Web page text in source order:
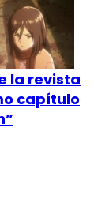
la revista
capítulo